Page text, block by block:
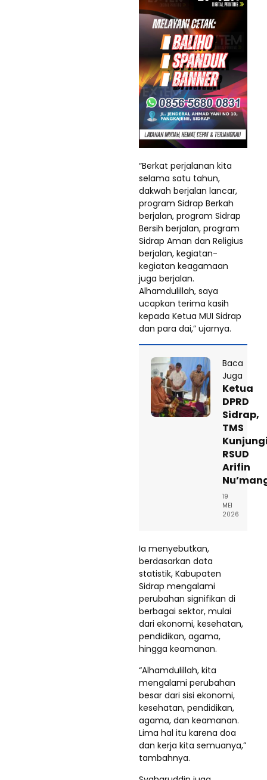
“Berkat perjalanan kita
selama satu tahun,
dakwah berjalan lancar,
program Sidrap Berkah
berjalan, program Sidrap
Bersih berjalan, program
Sidrap Aman dan Religius
berjalan, kegiatan-
kegiatan keagamaan
juga berjalan.
Alhamdulillah, saya
ucapkan terima kasih
kepada Ketua MUI Sidrap
dan para dai,” ujarnya.
Baca
Juga
Ketua
DPRD
Sidrap,
TMS
RSUD
Arifin
19
MEI
2026
Ia menyebutkan,
berdasarkan data
statistik, Kabupaten
Sidrap mengalami
perubahan signifikan di
berbagai sektor, mulai
dari ekonomi, kesehatan,
pendidikan, agama,
hingga keamanan.
“Alhamdulillah, kita
mengalami perubahan
besar dari sisi ekonomi,
kesehatan, pendidikan,
agama, dan keamanan.
Lima hal itu karena doa
dan kerja kita semuanya,”
tambahnya.